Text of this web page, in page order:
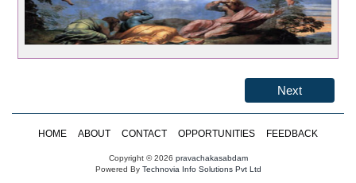
Next
HOME ABOUT CONTACT OPPORTUNITIES FEEDBACK
Copyright © 2026 pravachakasabdam
Powered ByTechnovia Info Solutions Pvt Ltd